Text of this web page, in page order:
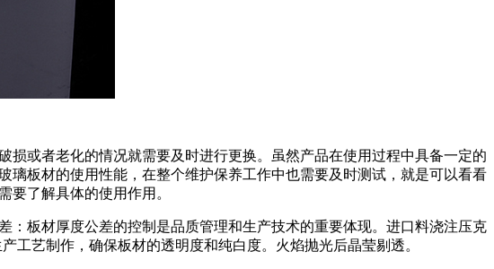
或者老化的情况就需要及时进行更换。虽然产品在使用过程中具备一定的
板材的使用性能，在整个维护保养工作中也需要及时测试，就是可以看看
要了解具体的使用作用。
板材厚度公差的控制是品质管理和生产技术的重要体现。进口料浇注压克
工艺制作，确保板材的透明度和纯白度。火焰抛光后晶莹剔透。